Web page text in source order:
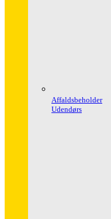
Affaldsbeholder
Udendørs